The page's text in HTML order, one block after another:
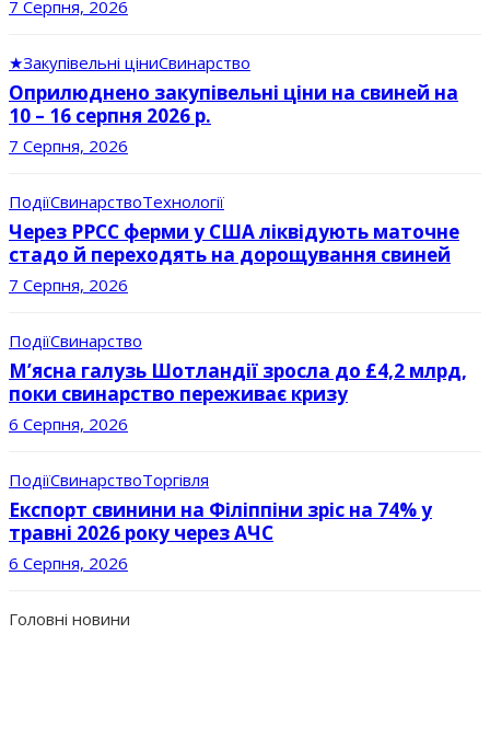
7 Серпня, 2026
★Закупівельні ціниСвинарство
Оприлюднено закупівельні ціни на свиней на
10 – 16 серпня 2026 р.
7 Серпня, 2026
ПодіїСвинарствоТехнології
Через РРСС ферми у США ліквідують маточне
стадо й переходять на дорощування свиней
7 Серпня, 2026
ПодіїСвинарство
М’ясна галузь Шотландії зросла до £4,2 млрд,
поки свинарство переживає кризу
6 Серпня, 2026
ПодіїСвинарствоТоргівля
Експорт свинини на Філіппіни зріс на 74% у
травні 2026 року через АЧС
6 Серпня, 2026
Головні новини